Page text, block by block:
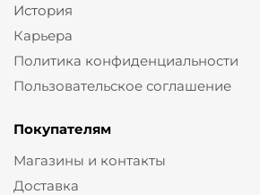
История
Карьера
Политика конфиденциальности
Пользовательское соглашение
Покупателям
Магазины и контакты
Доставка